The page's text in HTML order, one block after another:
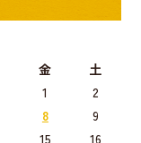
金
土
1
2
8
9
15 16